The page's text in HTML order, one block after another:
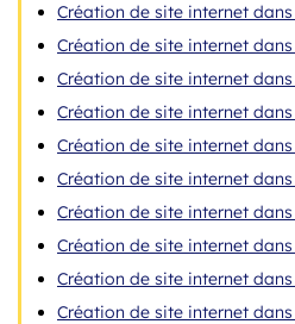
Création de site internet dans
Création de site internet dans
Création de site internet dans
Création de site internet dans
Création de site internet dans
Création de site internet dans
Création de site internet
Création de site internet
Création de site internet
Création de site internet